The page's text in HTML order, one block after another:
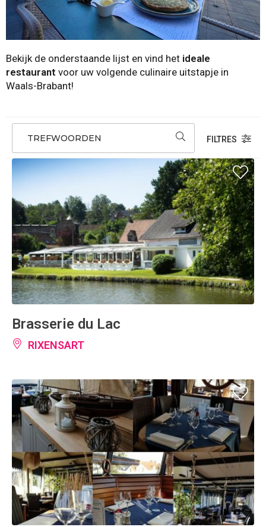
Bekijk de onderstaande lijst en vind het ideale
restaurant voor uw volgende culinaire uitstapje in
Waals-Brabant!
TREFWOORDEN FILTRES
Brasserie du Lac
RIXENSART